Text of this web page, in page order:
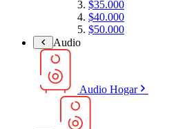
$35.000
$40.000
$50.000
Audio
Audio Hogar